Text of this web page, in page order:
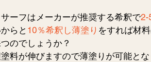
ーフはメーカーが推奨する希釈で2-
らと 10％希釈し薄塗り をすれば材
のでしょうか？
料が伸びますので薄塗りが可能とな